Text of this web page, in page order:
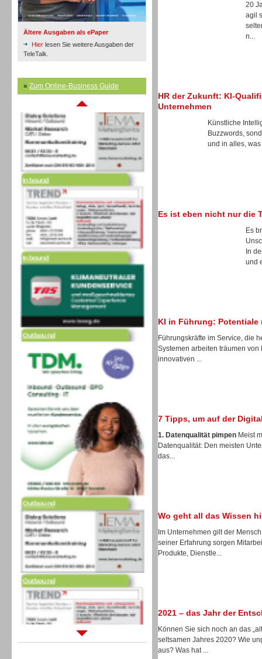
Ältere Ausgaben als ePaper
Hier lesen Sie weitere Ausgaben der
TeleTalk.
» Zum Online-Business Guide
Inbound
Inbound
Inbound
Outbound
Outbound
Outbound
Sprachdialogsysteme u. Ki/
20
agil
n...
HR der Zukunft: KI-
Unternehmen
Künstliche
Buzzwords,
und in alles,
Es ist eben nicht nur die
Es
In
und
KI in Führung:
Führungskräfte im Service, die
Systemen arbeiten träumen
innovativen ...
7 Tipps, um auf der
1. Datenqualität pimpen Meist
Datenqualität: Den meisten
das...
Wo geht all das Wissen
Im Unternehmen gilt der
seiner Erfahrung sorgen
Produkte, Dienstle...
2021 – das Jahr der
Können Sie sich noch an das
seltsamen Jahres 2020? Wie
aus? Was hat ...